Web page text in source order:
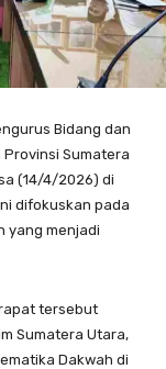
Bidang dan
Provinsi Sumatera
(14/4/2026) di
difokuskan pada
yang menjadi
tersebut
Sumatera Utara,
Dakwah di